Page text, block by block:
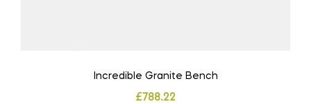
Incredible Granite Bench
£788.22